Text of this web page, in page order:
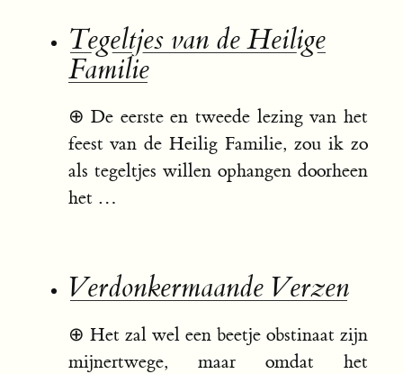
Tegeltjes van de Heilige
Familie
⊕De eerste en tweede lezing van het
feest van de Heilig Familie, zou ik zo
als tegeltjes willen ophangen doorheen
het …
Verdonkermaande Verzen
⊕ Het zal wel een beetje obstinaat zijn
mijnertwege, maar omdat het